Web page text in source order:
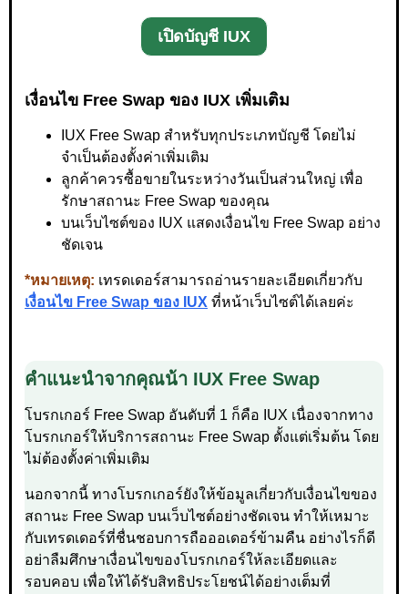
เปิดบัญชี IUX
เงื่อนไข Free Swap ของ IUX เพิ่มเติม
IUX Free Swap สำหรับทุกประเภทบัญชี โดยไม่
จำเป็นต้องตั้งค่าเพิ่มเติม
ลูกค้าควรซื้อขายในระหว่างวันเป็นส่วนใหญ่ เพื่อ
รักษาสถานะ Free Swap ของคุณ
บนเว็บไซต์ของ IUX แสดงเงื่อนไข Free Swap อย่าง
ชัดเจน
*หมายเหตุ: เทรดเดอร์สามารถอ่านรายละเอียดเกี่ยวกับ
เงื่อนไข Free Swap ของ IUX ที่หน้าเว็บไซต์ได้เลยค่ะ
คำแนะนำจากคุณน้า IUX Free Swap
โบรกเกอร์ Free Swap อันดับที่ 1 ก็คือ IUX เนื่องจากทาง
โบรกเกอร์ให้บริการสถานะ Free Swap ตั้งแต่เริ่มต้น โดย
ไม่ต้องตั้งค่าเพิ่มเติม
นอกจากนี้ ทางโบรกเกอร์ยังให้ข้อมูลเกี่ยวกับเงื่อนไขของ
สถานะ Free Swap บนเว็บไซต์อย่างชัดเจน ทำให้เหมาะ
กับเทรดเดอร์ที่ชื่นชอบการถือออเดอร์ข้ามคืน อย่างไรก็ดี
อย่าลืมศึกษาเงื่อนไขของโบรกเกอร์ให้ละเอียดและ
รอบคอบ เพื่อให้ได้รับสิทธิประโยชน์ได้อย่างเต็มที่